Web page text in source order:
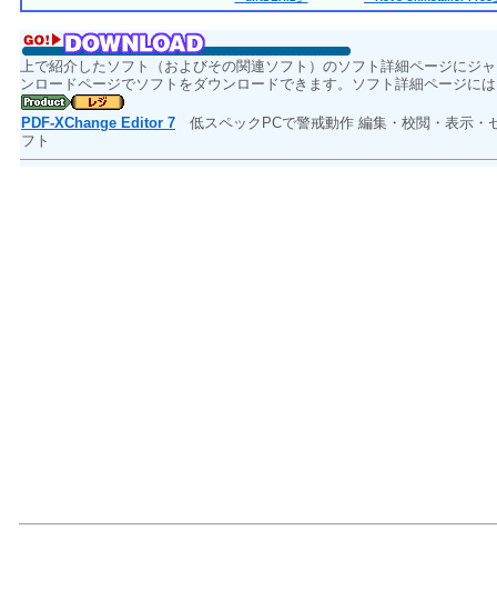
上で紹介したソフト（およびその関連ソフト）のソフト詳細ページにジ
ンロードページでソフトをダウンロードできます。ソフト詳細ページに
PDF-XChange Editor 7 低スペックPCで警戒動作 編集・校閲・表示・
フト